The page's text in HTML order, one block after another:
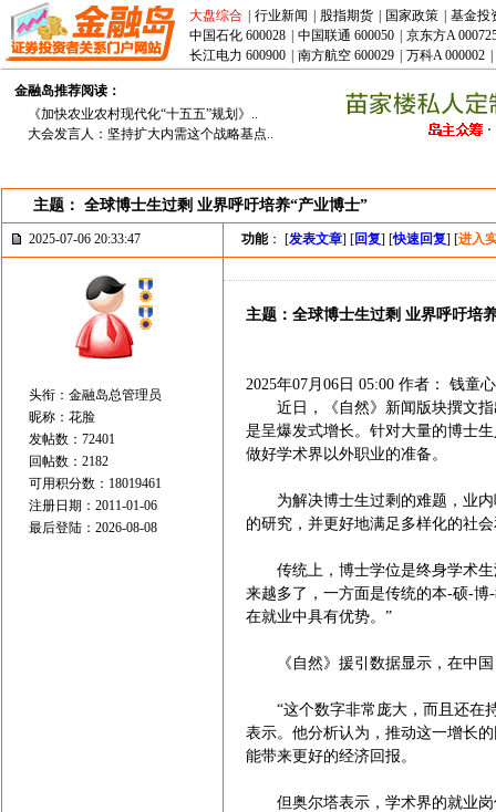
大盘综合 行业新闻 股指期货 国家政策
基金投
中国石化 600028
中国联通 600050
京东方A
长江电力 600900
南方航空 600029 万科A 000002
金融岛推荐阅读：
《加快农业农村现代化“十五五”规划》..
大会发言人：坚持扩大内需这个战略基点..
主题： 全球博士生过剩 业界呼吁培养“产业博士”
2025-07-06 20:33:47 功能： [发表文章] [回复] [快速回复] [进入
头衔：金融岛总管理员
昵称：花脸
发帖数：72401
回帖数：2182
可用积分数：18019461
注册日期：2011-01-06
最后登陆：2026-08-08
主题：全球博士生过剩 业界呼吁培
2025年07月06日 05:00 作者： 钱童
近日，《自然》新闻版块撰文指
是呈爆发式增长。针对大量的博士
做好学术界以外职业的准备。
为解决博士生过剩的难题，业内
的研究，并更好地满足多样化的社
传统上，博士学位是终身学术生
来越多了，一方面是传统的本-硕-
在就业中具有优势。”
《自然》援引数据显示，在中国
“这个数字非常庞大，而且还在持
表示。他分析认为，推动这一增长
能带来更好的经济回报。
但奥尔塔表示，学术界的就业岗